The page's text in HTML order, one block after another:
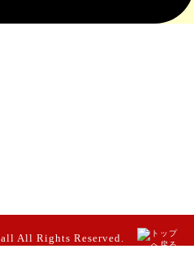
All Rights Reserved.